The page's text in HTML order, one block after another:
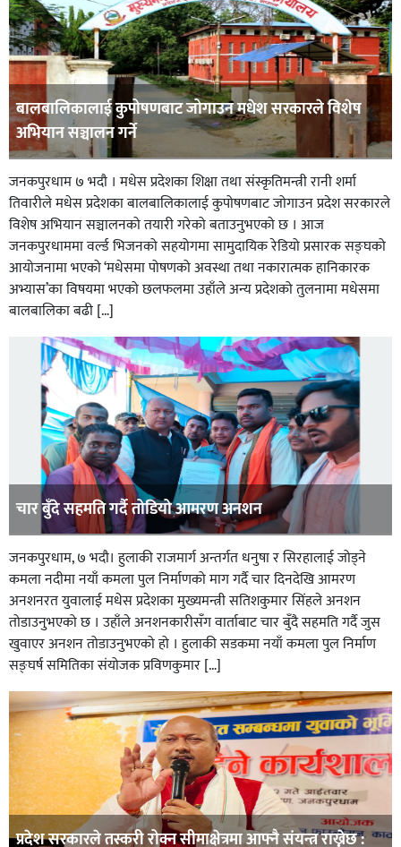
बालबालिकालाई कुपोषणबाट जोगाउन मधेश सरकारले विशेष
अभियान सञ्चालन गर्ने
जनकपुरधाम ७ भदौ । मधेस प्रदेशका शिक्षा तथा संस्कृतिमन्त्री रानी शर्मा
तिवारीले मधेस प्रदेशका बालबालिकालाई कुपोषणबाट जोगाउन प्रदेश सरकारले
विशेष अभियान सञ्चालनको तयारी गरेको बताउनुभएको छ । आज
जनकपुरधाममा वर्ल्ड भिजनको सहयोगमा सामुदायिक रेडियो प्रसारक सङ्घको
आयोजनामा भएको ‘मधेसमा पोषणको अवस्था तथा नकारात्मक हानिकारक
अभ्यास’का विषयमा भएको छलफलमा उहाँले अन्य प्रदेशको तुलनामा मधेसमा
बालबालिका बढी […]
चार बुँदे सहमति गर्दै तोडियो आमरण अनशन
जनकपुरधाम, ७ भदौ। हुलाकी राजमार्ग अन्तर्गत धनुषा र सिरहालाई जोड्ने
कमला नदीमा नयाँ कमला पुल निर्माणको माग गर्दै चार दिनदेखि आमरण
अनशनरत युवालाई मधेस प्रदेशका मुख्यमन्त्री सतिशकुमार सिंहले अनशन
तोडाउनुभएको छ । उहाँले अनशनकारीसँग वार्ताबाट चार बुँदै सहमति गर्दै जुस
खुवाएर अनशन तोडाउनुभएको हो । हुलाकी सडकमा नयाँ कमला पुल निर्माण
सङ्घर्ष समितिका संयोजक प्रविणकुमार […]
प्रदेश सरकारले तस्करी रोक्न सीमाक्षेत्रमा आफ्नै संयन्त्र राख्नेछ :